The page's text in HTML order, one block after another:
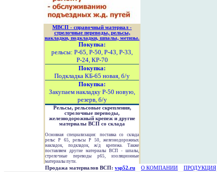
МВСП - справочный материал -
стрелочные переводы, рельсы,
накладки, подкладки, шпалы, метизы.
Покупка:
рельсы: Р-65, Р-50, Р-43, Р-33,
Р-24, КР-70
Покупка:
Подкладка КБ-65 новая, б/у
Покупка:
Закупаем накладку Р-50 новую,
резерв, б/у
Рельсы, рельсовые скрепления,
стрелочные переводы,
железнодорожный крепеж и другие
материалы ВСП со склада
Основная специализация: поставка со склада
рельс Р 65, рельсы Р 50, железнодорожных
накладок, подкладок, ж/д крепежа. Также
поставляем другие материалы ВСП - шпалы,
стрелочные переводы р65, изоляционные
материалы пути.
Продажа материалов ВСП: vsp52.ru О КОМПАНИИ ПРОДУКЦИЯ